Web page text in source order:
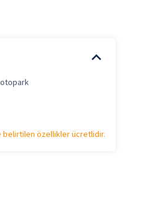
otopark
belirtilen özellikler ücretlidir.